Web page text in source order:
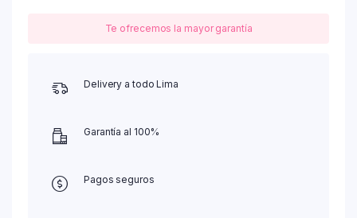
Te ofrecemos la mayor garantía
Delivery a todo Lima
Garantía al 100%
Pagos seguros